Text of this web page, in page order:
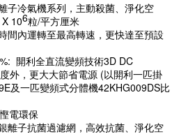
子冷氣機系列，主動殺菌、淨化空
106粒/平方厘米
間內運轉至最高轉速，更快達至預設
開利全直流變頻技術3D DC
外，更大大節省電源 (以開利一匹掛
及一匹變頻式分體機42KHG009DS比
電環保
離子抗菌過濾網，高效抗菌、淨化空